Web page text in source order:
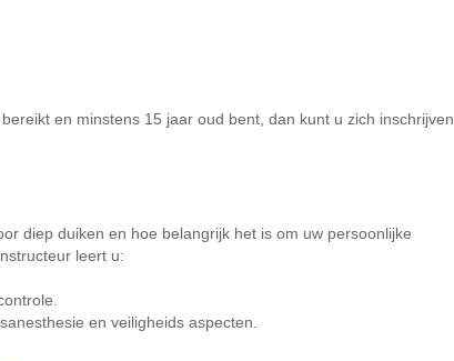
en minstens 15 jaar oud bent, dan kunt u zich inschrijven
diep duiken en hoe belangrijk het is om uw persoonlijke
leert u:
en veiligheids aspecten.